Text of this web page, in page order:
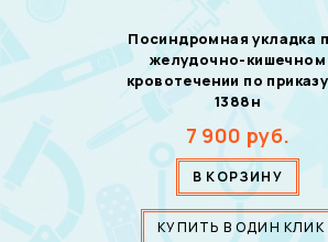
Посиндромная укладка
желудочно-кишечном
кровотечении по
1388н
7 900 руб.
В КОРЗИНУ
КУПИТЬ В ОДИН КЛИК